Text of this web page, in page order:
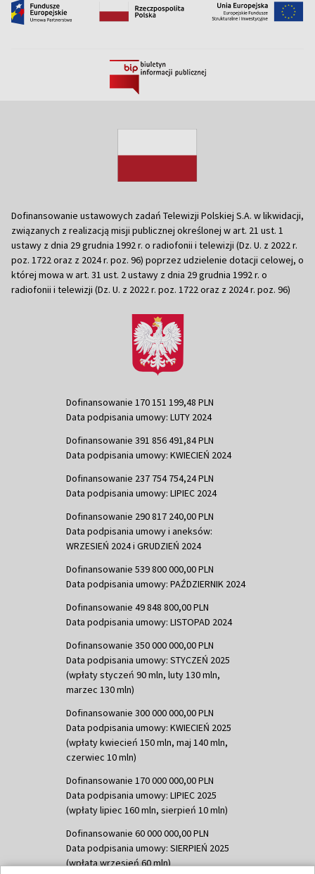
Dofinansowanie ustawowych zadań Telewizji Polskiej S.A. w likwidacji,
związanych z realizacją misji publicznej określonej w art. 21 ust. 1
ustawy z dnia 29 grudnia 1992 r. o radiofonii i telewizji (Dz. U. z 2022 r.
poz. 1722 oraz z 2024 r. poz. 96) poprzez udzielenie dotacji celowej, o
której mowa w art. 31 ust. 2 ustawy z dnia 29 grudnia 1992 r. o
radiofonii i telewizji (Dz. U. z 2022 r. poz. 1722 oraz z 2024 r. poz. 96)
Dofinansowanie 170 151 199,48 PLN
Data podpisania umowy: LUTY 2024
Dofinansowanie 391 856 491,84 PLN
Data podpisania umowy: KWIECIEŃ 2024
Dofinansowanie 237 754 754,24 PLN
Data podpisania umowy: LIPIEC 2024
Dofinansowanie 290 817 240,00 PLN
Data podpisania umowy i aneksów:
WRZESIEŃ 2024 i GRUDZIEŃ 2024
Dofinansowanie 539 800 000,00 PLN
Data podpisania umowy: PAŹDZIERNIK 2024
Dofinansowanie 49 848 800,00 PLN
Data podpisania umowy: LISTOPAD 2024
Dofinansowanie 350 000 000,00 PLN
Data podpisania umowy: STYCZEŃ 2025
(wpłaty styczeń 90 mln, luty 130 mln,
marzec 130 mln)
Dofinansowanie 300 000 000,00 PLN
Data podpisania umowy: KWIECIEŃ 2025
(wpłaty kwiecień 150 mln, maj 140 mln,
czerwiec 10 mln)
Dofinansowanie 170 000 000,00 PLN
Data podpisania umowy: LIPIEC 2025
(wpłaty lipiec 160 mln, sierpień 10 mln)
Dofinansowanie 60 000 000,00 PLN
Data podpisania umowy: SIERPIEŃ 2025
(wpłata wrzesień 60 mln)